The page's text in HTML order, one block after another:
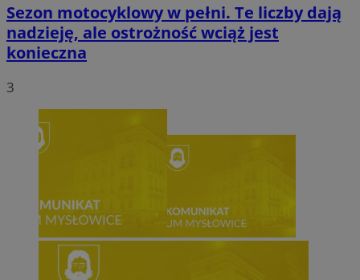
Sezon motocyklowy w pełni. Te liczby dają
nadzieję, ale ostrożność wciąż jest
konieczna
3